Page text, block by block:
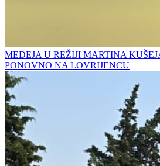
MEDEJA U REŽIJI MARTINA
PONOVNO NA LOVRIJENCU